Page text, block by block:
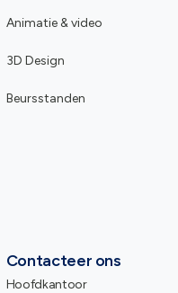
Animatie & video
3D Design
Beursstanden
Contacteer ons
Hoofdkantoor